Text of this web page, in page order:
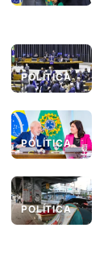
POLÍTICA
POLÍTICA
POLÍTICA